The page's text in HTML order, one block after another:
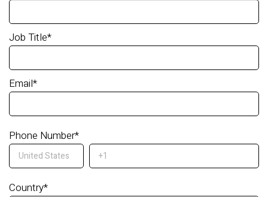
Job Title*
Email*
Phone Number*
Country*